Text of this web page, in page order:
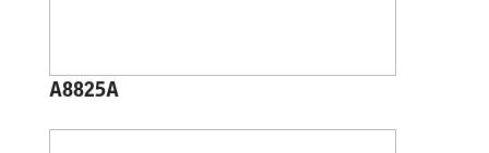
A8825A